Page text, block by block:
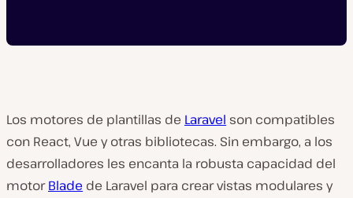
Los motores de plantillas de Laravel son compatibles
con React, Vue y otras bibliotecas. Sin embargo, a los
desarrolladores les encanta la robusta capacidad del
motorBlade de Laravel para crear vistas modulares y